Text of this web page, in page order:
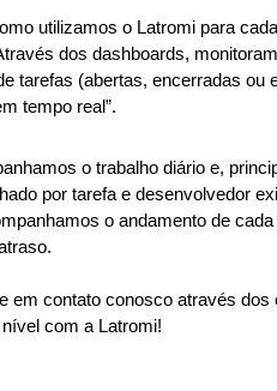
utilizamos o Latromi para
dos dashboards,
tarefas (abertas, encerradas
tempo real”.
o trabalho diário e,
por tarefa e desenvolvedor
o andamento de
em contato conosco através
com a Latromi!